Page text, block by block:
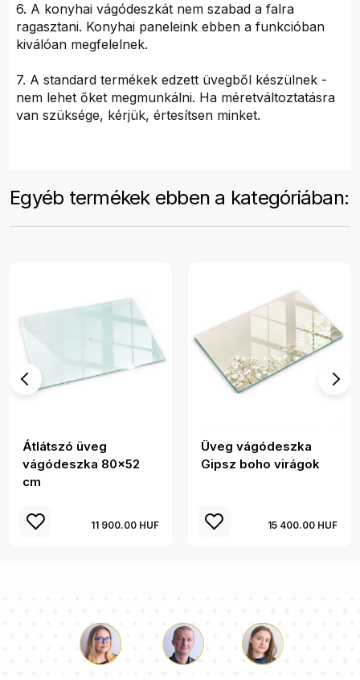
6. A konyhai vágódeszkát nem szabad a falra
ragasztani. Konyhai paneleink ebben a funkcióban
kiválóan megfelelnek.
7. A standard termékek edzett üvegből készülnek -
nem lehet őket megmunkálni. Ha méretváltoztatásra
van szüksége, kérjük, értesítsen minket.
Egyéb termékek ebben a kategóriában:
Átlátszó üveg
vágódeszka 80x52
cm
11 900.00 HUF
Üveg vágódeszka
Gipsz boho virágok
15 400.00 HUF